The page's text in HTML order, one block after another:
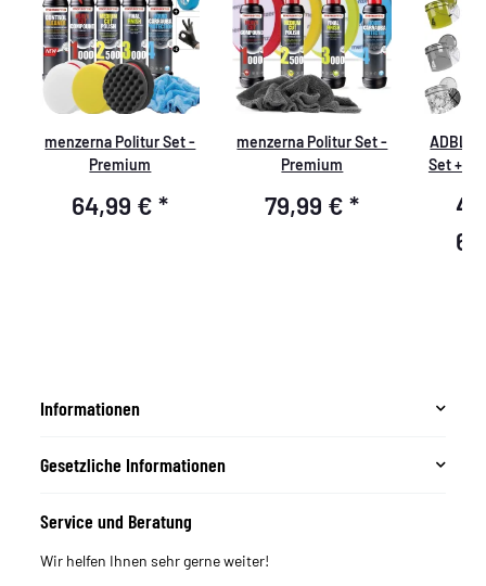
menzerna Politur Set -
Premium
64,99 €*
menzerna Politur Set -
Premium
79,99 €*
ADBL
Set +
Informationen
Gesetzliche Informationen
Service und Beratung
Wir helfen Ihnen sehr gerne weiter!